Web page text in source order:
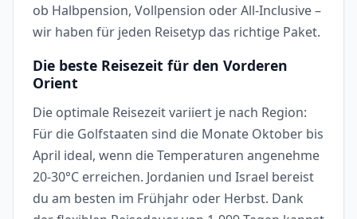
ob Halbpension, Vollpension oder All-Inclusive –
wir haben für jeden Reisetyp das richtige Paket.
Die beste Reisezeit für den Vorderen
Orient
Die optimale Reisezeit variiert je nach Region:
Für die Golfstaaten sind die Monate Oktober bis
April ideal, wenn die Temperaturen angenehme
20-30°C erreichen. Jordanien und Israel bereist
du am besten im Frühjahr oder Herbst. Dank